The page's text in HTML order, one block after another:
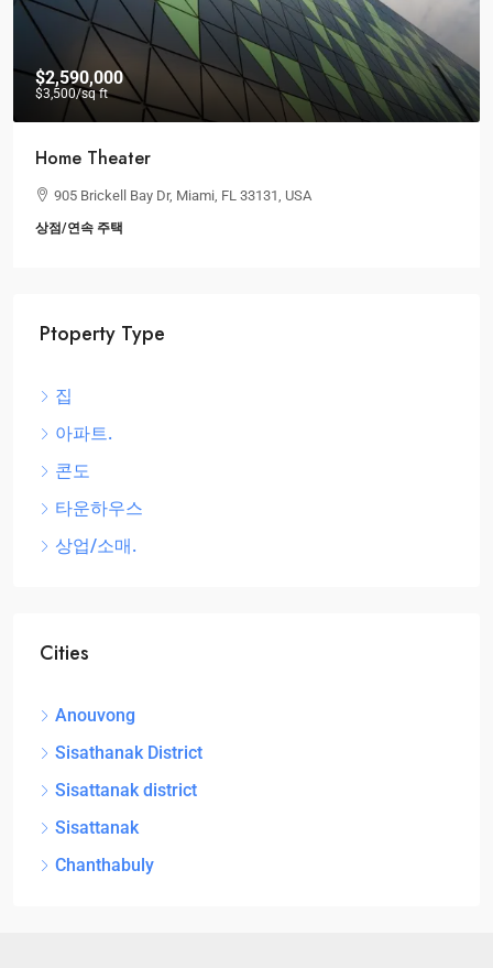
$2,590,000
$3,500/sq ft
Home Theater
905 Brickell Bay Dr, Miami, FL 33131, USA
상점/연속 주택
Ptoperty Type
집
아파트.
콘도
타운하우스
상업/소매.
Cities
Anouvong
Sisathanak District
Sisattanak district
Sisattanak
Chanthabuly